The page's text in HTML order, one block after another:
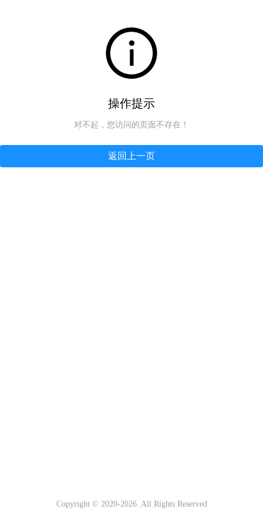
操作提示
对不起，您访问的页面不存在！
返回上一页
Copyright © 2020-2026. All Rights Reserved